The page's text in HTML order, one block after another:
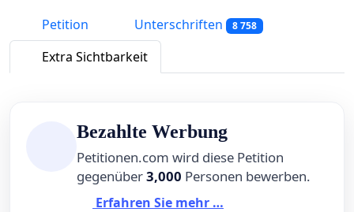
Petition
Unterschriften 8 758
Extra Sichtbarkeit
Bezahlte Werbung
Petitionen.com wird diese Petition
gegenüber3,000 Personen bewerben.
Erfahren Sie mehr …